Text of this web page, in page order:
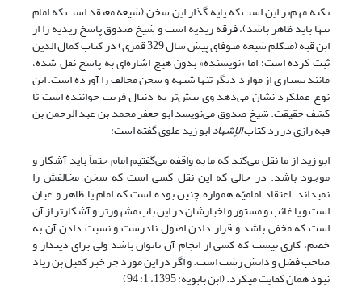
نکته مهم‌تر این است که پایه گذار این سخن (شیعه معتقد است که امام
تنها باید ظاهر باشد)، فرقه زیدیه است و شیخ صدوق پاسخ زیدیه را از
ابن قبه (متکلم شیعه متوفای پیش سال 329 قمری) در کتاب کمال الدین
ثبت کرده است؛ اما «نویسنده» بدون هیچ اشاره‌ای به پاسخ نقل شده،
مانند بسیاری از موارد دیگر تنها شبهه و سخن مخالف را آورده است. این
نوع عملکرد نشان می‌دهد وی بیش‌تر به دنبال فریب خواننده است تا
کشف حقیقت. شیخ صدوق می‌نویسد ابو جعفر محمد بن عبد الرحمن بن
قبه رازی در رد کتابالإشهادابو زید علوی گفته است:
ابو زید از ما نقل می‌کند که ما به واقفه می‌گفتیم امام حتماً باید آشکار و
موجود باشد. در حالی که این نقل کسى است که سخن مخالفش را
نمى‏داند. اعتقاد امامیّه همواره چنین بوده است که امام یا ظاهر و عیان
است و یا غائب و مستور و اخبارشان در این باب مشهورتر و آشکارتر از آن
است که مخفى باشد و قرار دادن اصول نادرست و نسبت دادن آن به
خصم، کارى نیست که کسى از انجام آن ناتوان باشد ولى برای دیندار و
صاحب فضل و دانش زشت است. و اگر در این مورد جز خبر کمیل بن زیاد
نبود همان کفایت مى‏کرد. (ابن بابویه: 1395، 1: 94)